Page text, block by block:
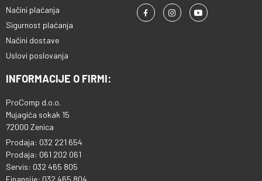
Načini plaćanja
Sigurnost plaćanja
Načini dostave
Uslovi poslovanja
INFORMACIJE O FIRMI:
ProComp d.o.o.
Mujagića sokak 15
72000 Zenica
Prodaja: 032 221 654
Prodaja: 061 202 061
Servis: 032 465 805
Finansije: 032 465 804